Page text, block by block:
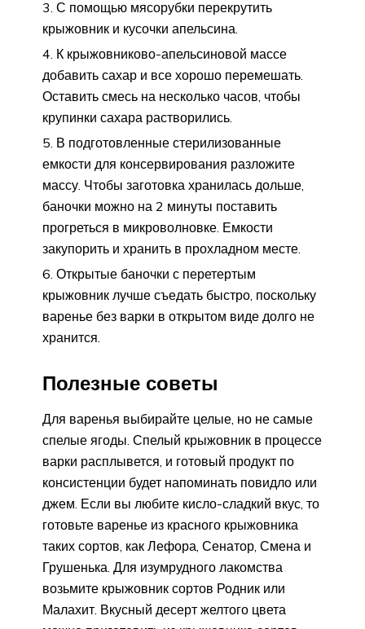
С помощью мясорубки перекрутить
крыжовник и кусочки апельсина.
К крыжовниково-апельсиновой массе
добавить сахар и все хорошо перемешать.
Оставить смесь на несколько часов, чтобы
крупинки сахара растворились.
В подготовленные стерилизованные
емкости для консервирования разложите
массу. Чтобы заготовка хранилась дольше,
баночки можно на 2 минуты поставить
прогреться в микроволновке. Емкости
закупорить и хранить в прохладном месте.
Открытые баночки с перетертым
крыжовник лучше съедать быстро, поскольку
варенье без варки в открытом виде долго не
хранится.
Полезные советы
Для варенья выбирайте целые, но не самые
спелые ягоды. Спелый крыжовник в процессе
варки расплывется, и готовый продукт по
консистенции будет напоминать повидло или
джем. Если вы любите кисло-сладкий вкус, то
готовьте варенье из красного крыжовника
таких сортов, как Лефора, Сенатор, Смена и
Грушенька. Для изумрудного лакомства
возьмите крыжовник сортов Родник или
Малахит. Вкусный десерт желтого цвета